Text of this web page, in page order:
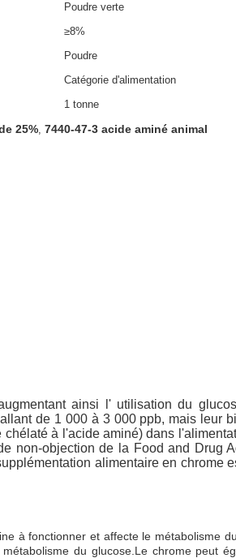
Poudre verte
≥8%
Poudre
Catégorie d'alimentation
1 tonne
25%, 7440-47-3 acide aminé animal
ainsi l' utilisation du
de 1 000 à 3 000 ppb, mais leur
à l'acide aminé) dans
non-objection de la Food and Drug
alimentaire en chrome
à fonctionner et affecte le métabolisme
du glucose.Le chrome peut